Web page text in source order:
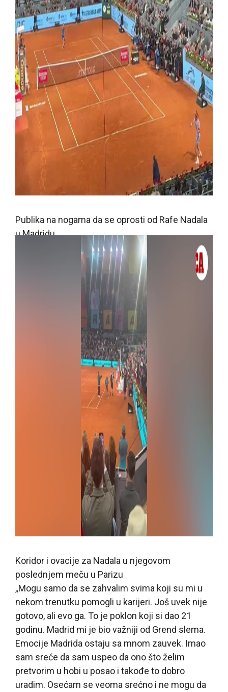
Publika na nogama da se oprosti od Rafe Nadala
u Madridu
Govoreći ozbiljno, osvrnuo se na okolnosti koje
ga primoravaju da se povuče iz šina: „Težak je
dan kada dolazi, ali život i moje telo su mi poslali
signale da je pravo vreme.“ Rafa odlazi iz Madrida
ali ne odlazi zauvek jer mu je Rim ostao pre
velikog gola Rolan Garosa.
Koridor i ovacije za Nadala u njegovom
poslednjem meču u Parizu
„Mogu samo da se zahvalim svima koji su mi u
nekom trenutku pomogli u karijeri. Još uvek nije
gotovo, ali evo ga. To je poklon koji si dao 21
godinu. Madrid mi je bio važniji od Grend slema.
Emocije Madrida ostaju sa mnom zauvek. Imao
sam sreće da sam uspeo da ono što želim
pretvorim u hobi u posao i takođe to dobro
uradim. Osećam se veoma srećno i ne mogu da